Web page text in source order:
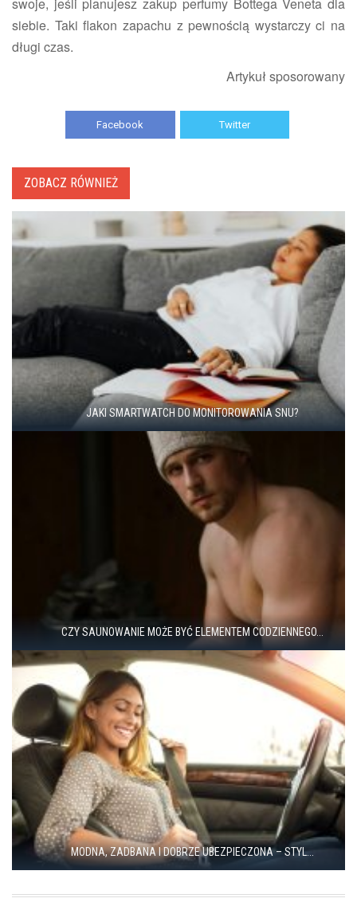
siebie. Taki flakon zapachu z pewnością wystarczy ci na
długi czas.
Artykuł sposorowany
Facebook Twitter
ZOBACZ RÓWNIEŻ
JAKI SMARTWATCH DO MONITOROWANIA SNU?
CZY SAUNOWANIE MOŻE BYĆ ELEMENTEM CODZIENNEGO...
MODNA, ZADBANA I DOBRZE UBEZPIECZONA – STYL...